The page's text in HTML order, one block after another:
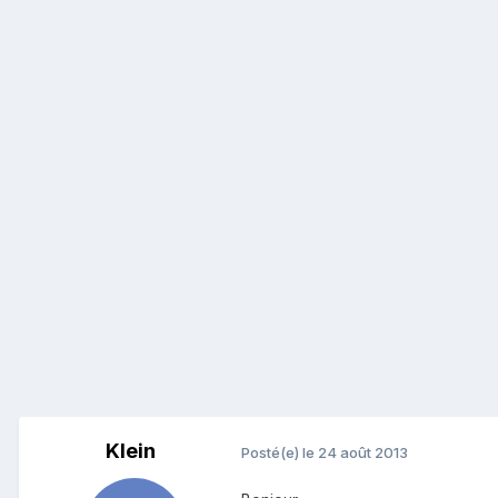
Klein Posté(e) le 24 août 2013